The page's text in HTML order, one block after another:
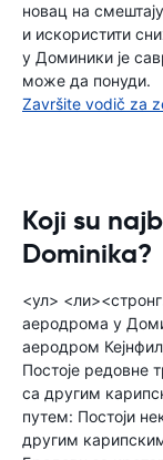
новац на
и искористити
у Доминики је
може да понуди.
Završite vodič za
Koji su
Dominika?
<ул>
аеродрома у
аеродром
Постоје редовне
са другим
путем: Постоји
другим